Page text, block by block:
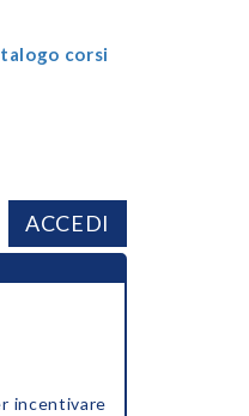
corsi
ACCEDI
incentivare